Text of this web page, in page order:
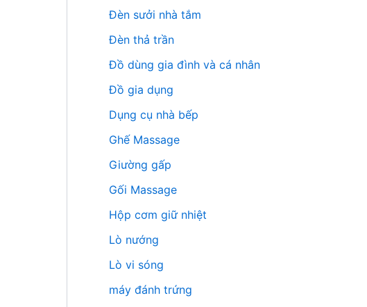
Đèn sưởi nhà tắm
Đèn thả trần
Đồ dùng gia đình và cá nhân
Đồ gia dụng
Dụng cụ nhà bếp
Ghế Massage
Giường gấp
Gối Massage
Hộp cơm giữ nhiệt
Lò nướng
Lò vi sóng
máy đánh trứng